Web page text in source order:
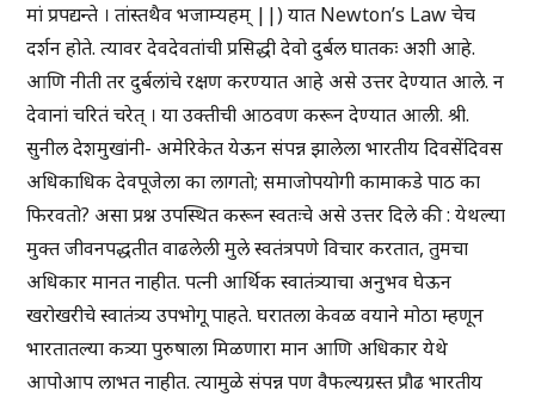
मां प्रपद्यन्ते । तांस्तथैव भजाम्यहम् ||) यात Newton’s Law चेच
दर्शन होते. त्यावर देवदेवतांची प्रसिद्धी देवो दुर्बल घातकः अशी आहे.
आणि नीती तर दुर्बलांचे रक्षण करण्यात आहे असे उत्तर देण्यात आले. न
देवानां चरितं चरेत् । या उक्तीची आठवण करून देण्यात आली. श्री.
सुनील देशमुखांनी- अमेरिकेत येऊन संपन्न झालेला भारतीय दिवसेंदिवस
अधिकाधिक देवपूजेला का लागतो; समाजोपयोगी कामाकडे पाठ का
फिरवतो? असा प्रश्न उपस्थित करून स्वतःचे असे उत्तर दिले की : येथल्या
मुक्त जीवनपद्धतीत वाढलेली मुले स्वतंत्रपणे विचार करतात, तुमचा
अधिकार मानत नाहीत. पत्नी आर्थिक स्वातंत्र्याचा अनुभव घेऊन
खरोखरीचे स्वातंत्र्य उपभोगू पाहते. घरातला केवळ वयाने मोठा म्हणून
भारतातल्या कत्र्या पुरुषाला मिळणारा मान आणि अधिकार येथे
आपोआप लाभत नाहीत. त्यामुळे संपन्न पण वैफल्यग्रस्त प्रौढ भारतीय